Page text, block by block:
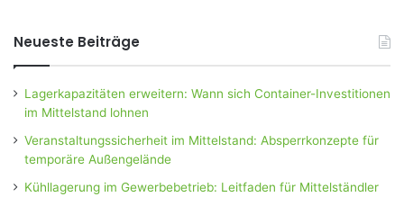
Neueste Beiträge
Lagerkapazitäten erweitern: Wann sich Container-Investitionen
im Mittelstand lohnen
Veranstaltungssicherheit im Mittelstand: Absperrkonzepte für
temporäre Außengelände
Kühllagerung im Gewerbebetrieb: Leitfaden für Mittelständler